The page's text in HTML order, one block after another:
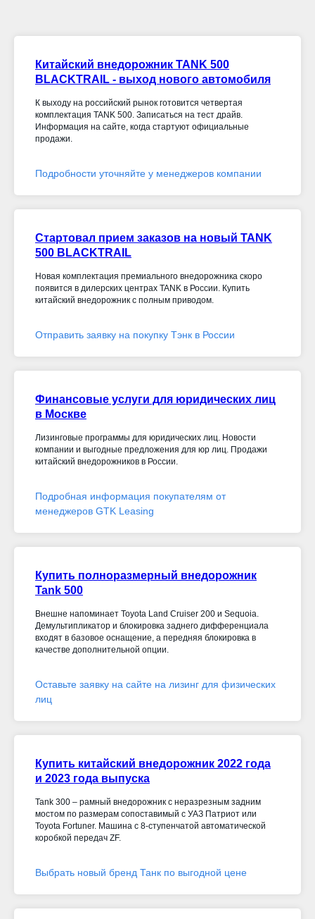
Китайский внедорожник TANK 500
BLACKTRAIL - выход нового автомобиля
К выходу на российский рынок готовится четвертая
комплектация TANK 500. Записаться на тест драйв.
Информация на сайте, когда стартуют официальные
продажи.
Подробности уточняйте у менеджеров компании
Стартовал прием заказов на новый TANK
500 BLACKTRAIL
Новая комплектация премиального внедорожника скоро
появится в дилерских центрах TANK в России. Купить
китайский внедорожник с полным приводом.
Отправить заявку на покупку Тэнк в России
Финансовые услуги для юридических лиц
в Москве
Лизинговые программы для юридических лиц. Новости
компании и выгодные предложения для юр лиц. Продажи
китайский внедорожников в России.
Подробная информация покупателям от
менеджеров GTK Leasing
Купить полноразмерный внедорожник
Tank 500
Внешне напоминает Toyota Land Cruiser 200 и Sequoia.
Демультипликатор и блокировка заднего дифференциала
входят в базовое оснащение, а передняя блокировка в
качестве дополнительной опции.
Оставьте заявку на сайте на лизинг для физических
лиц
Купить китайский внедорожник 2022 года
и 2023 года выпуска
Tank 300 – рамный внедорожник с неразрезным задним
мостом по размерам сопоставимый с УАЗ Патриот или
Toyota Fortuner. Машина с 8-ступенчатой автоматической
коробкой передач ZF.
Выбрать новый бренд Танк по выгодной цене